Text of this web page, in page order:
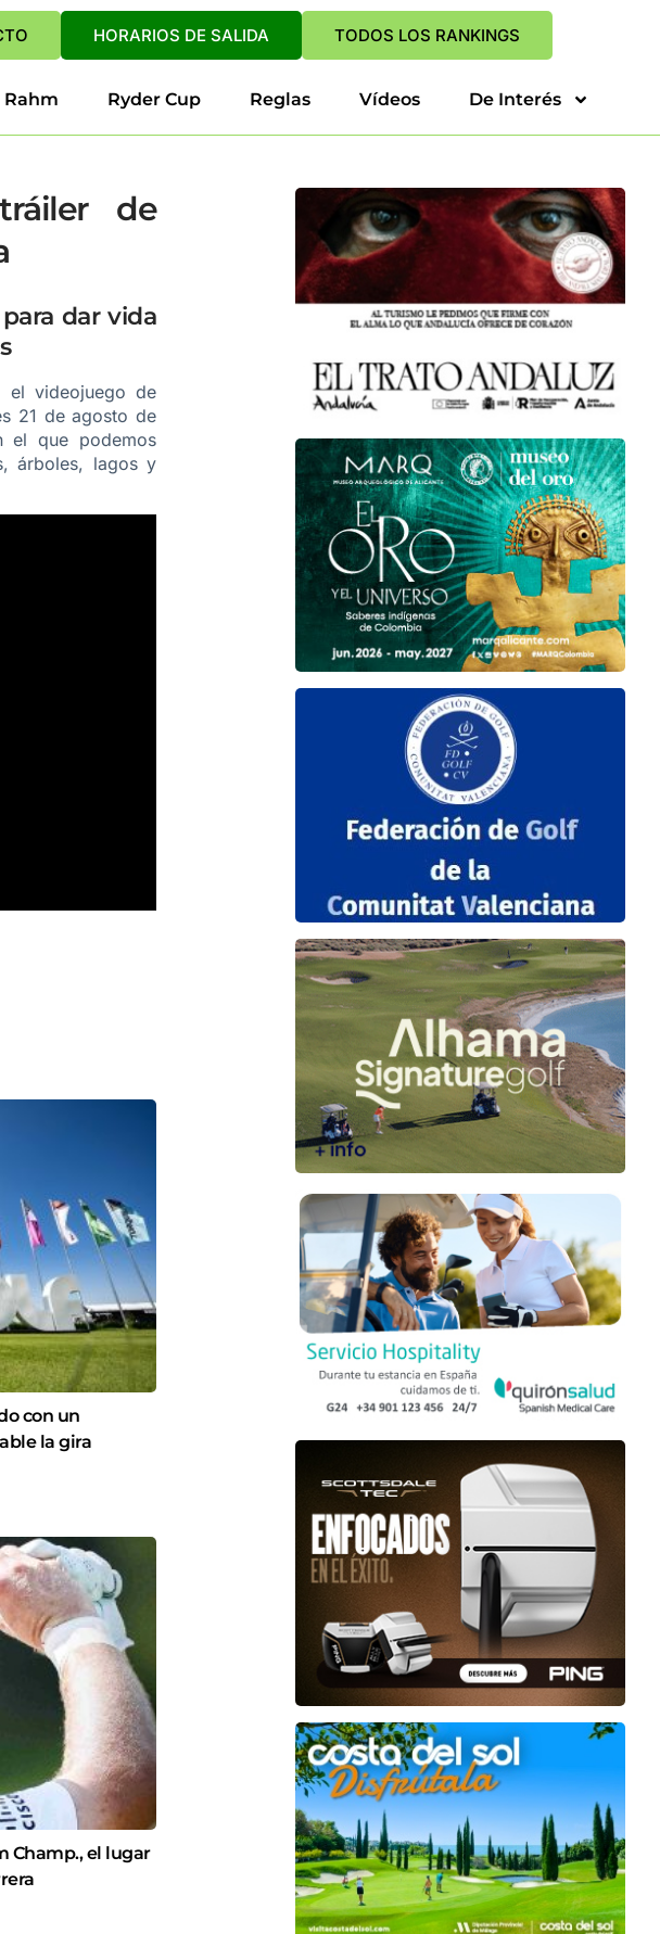
HORARIOS DE SALIDA TODOS LOS RANKINGS
Rahm Ryder Cup Reglas Vídeos De Interés
de
dar vida
el videojuego de
21 de agosto de
el que podemos
árboles, lagos y
con un
la gira
Champ., el lugar